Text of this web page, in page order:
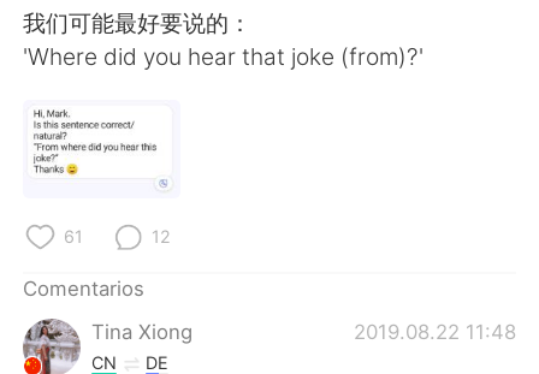
日本語 한국어
Indonesia
我们可能最好要说的：
'Where did you hear that joke (from)?'
61 12
Comentarios
Tina Xiong
2019.08.22 11:48
CN DE